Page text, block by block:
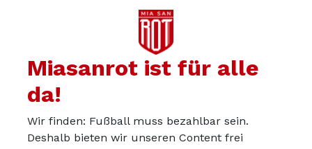
Da ist die Frau ÄoviÄ nicht so drauf angesprungen, wie
vom Fragenstellenden offenbar erhofft.
Miasanrot ist für alle
da!
Wir finden: Fußball muss bezahlbar sein.
Deshalb bieten wir unseren Content frei